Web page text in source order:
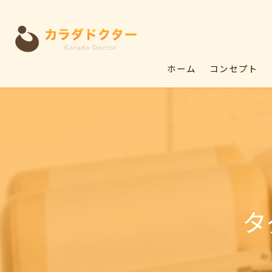
ホーム コンセプト